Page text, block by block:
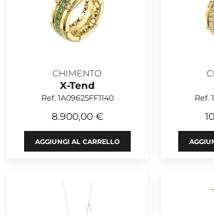
CHIMENTO
X-Tend
Ref. 1A09625FF1140
8.900,00 €
AGGIUNGI AL CARRELLO
Ref.